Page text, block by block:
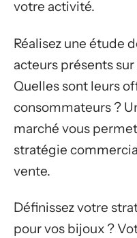
votre activité.
Réalisez une étude
acteurs présents
Quelles sont leurs
consommateurs ?
marché vous
stratégie
vente.
Définissez votre
pour vos bijoux ?